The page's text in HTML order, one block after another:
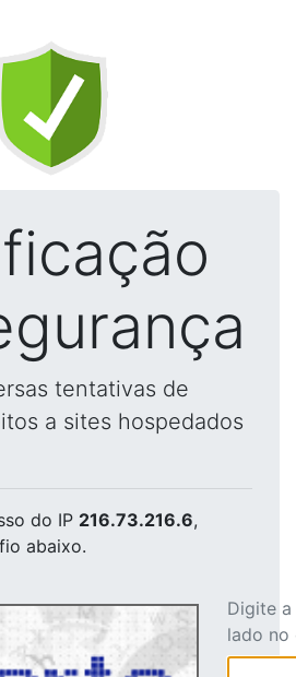
tentativas de
a sites hospedados
do IP 216.73.216.6,
abaixo.
Digite
lado no